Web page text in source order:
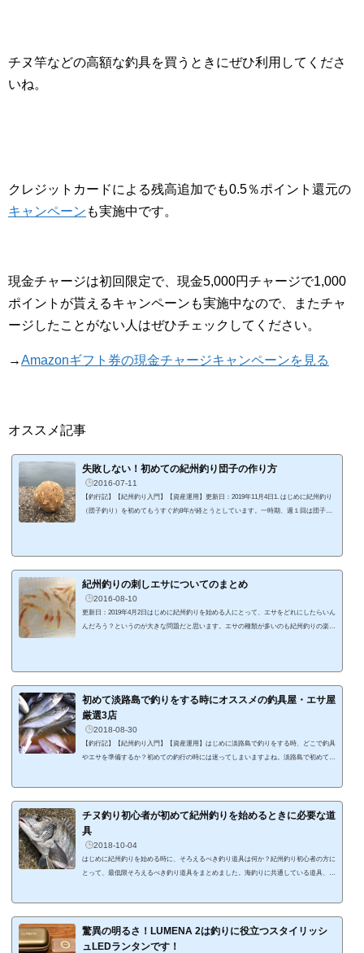
チヌ竿などの高額な釣具を買うときにぜひ利用してくださ
いね。
クレジットカードによる残高追加でも0.5％ポイント還元の
キャンペーン も実施中です。
現金チャージは初回限定で、現金5,000円チャージで1,000
ポイントが貰えるキャンペーンも実施中なので、またチャ
ージしたことがない人はぜひチェックしてください。
→Amazonギフト券の現金チャージキャンペーンを見る
オススメ記事
失敗しない！初めての紀州釣り団子の作り方
2016-07-11
【釣行記】【紀州釣り入門】【資産運用】更新日：2019年11月4日1. はじめに紀州釣り
（団子釣り）を初めてもうすぐ約8年が経とうとしています。一時期、週１回は団子を
方。私も初めは団子の材料さえ...
紀州釣りの刺しエサについてのまとめ
2016-08-10
更新日：2019年4月2日はじめに紀州釣りを始める人にとって、エサをどれにしたらいん
んだろう？というのが大きな問題だと思います。エサの種類が多いのも紀州釣りの楽し
window.adsbygoogle ||...
初めて淡路島で釣りをする時にオススメの釣具屋・エサ屋
厳選3店
2018-08-30
【釣行記】【紀州釣り入門】【資産運用】はじめに淡路島で釣りをする時、どこで釣具
やエサを準備するか？初めての釣行の時には迷ってしまいますよね。淡路島で初めて釣
極的に釣果を調査していたり、お店に持ち込まれた釣果をまとめていたりしますので、
旬な情報を入手できることがメ...
チヌ釣り初心者が初めて紀州釣りを始めるときに必要な道
具
2018-10-04
はじめに紀州釣りを始める時に、そろえるべき釣り道具は何か？紀州釣り初心者の方に
とって、最低限そろえるべき釣り道具をまとめました。海釣りに共通している道具、紀
が愛用してる竿は、がまかつのチヌ競技スペシャル III 0.6号-5.0です。0号だと柔らか
すぎて、チヌを掛けた時にコン...
驚異の明るさ！LUMENA 2は釣りに役立つスタイリッシ
ュLEDランタンです！